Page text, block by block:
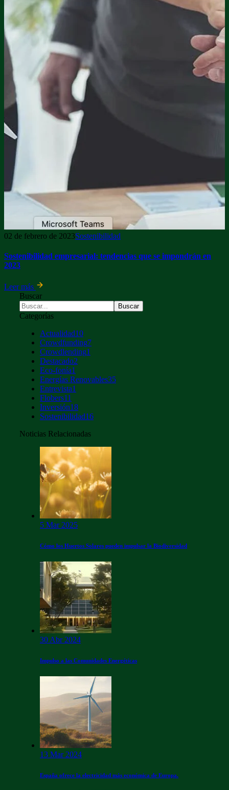
02 de febrero de 2023Sostenibilidad
Sostenibilidad empresarial: tendencias que se impondrán en
2023
Leer más
Buscar
Categorías
Actualidad10
Crowdfunding7
Crowdlending1
Destacado2
Eco-fonía1
Energías Renovables35
Entrevista1
Flobers11
Inversión18
Sostenibilidad16
Noticias Relacionadas
5 Mar 2025
Cómo los Huertos Solares pueden impulsar la Biodiversidad
30 Abr 2024
Impulso a las Comunidades Energéticas
13 Mar 2024
España ofrece la electricidad más económica de Europa.